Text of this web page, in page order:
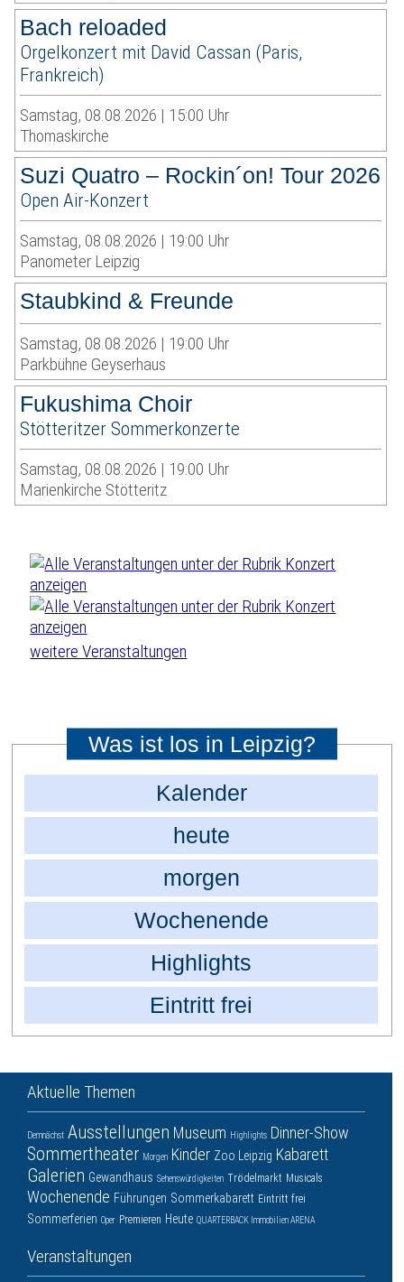
Bach reloaded
Orgelkonzert mit David Cassan (Paris,
Frankreich)
Samstag, 08.08.2026 | 15:00 Uhr
Thomaskirche
Suzi Quatro – Rockin´on! Tour 2026
Open Air-Konzert
Samstag, 08.08.2026 | 19:00 Uhr
Panometer Leipzig
Staubkind & Freunde
Samstag, 08.08.2026 | 19:00 Uhr
Parkbühne Geyserhaus
Fukushima Choir
Stötteritzer Sommerkonzerte
Samstag, 08.08.2026 | 19:00 Uhr
Marienkirche Stötteritz
weitere Veranstaltungen
Was ist los in Leipzig?
Kalender
heute
morgen
Wochenende
Highlights
Eintritt frei
Aktuelle Themen
Demnächst Ausstellungen Museum Highlights Dinner-Show
Sommertheater Morgen Kinder Zoo Leipzig Kabarett
Galerien Gewandhaus Sehenswürdigkeiten Trödelmarkt Musicals
Wochenende Führungen Sommerkabarett Eintritt frei
Sommerferien Oper Premieren Heute QUARTERBACK Immobilien ARENA
Veranstaltungen